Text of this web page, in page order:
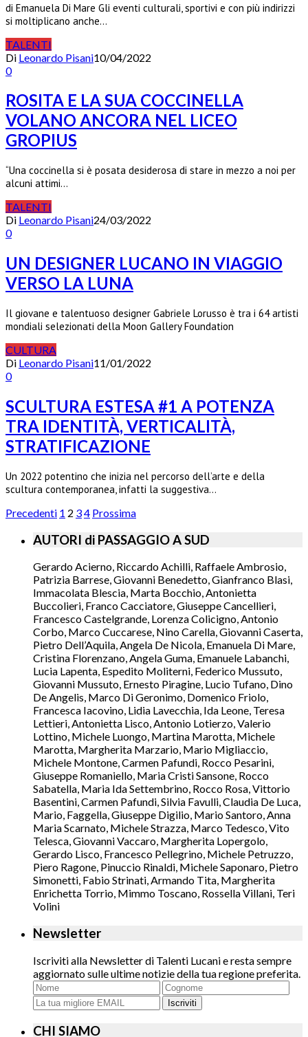
di Emanuela Di Mare Gli eventi culturali, sportivi e con più indirizzi
si moltiplicano anche…
TALENTI
Di Leonardo Pisani10/04/2022
0
ROSITA E LA SUA COCCINELLA
VOLANO ANCORA NEL LICEO
GROPIUS
“Una coccinella si è posata desiderosa di stare in mezzo a noi per
alcuni attimi…
TALENTI
Di Leonardo Pisani24/03/2022
0
UN DESIGNER LUCANO IN VIAGGIO
VERSO LA LUNA
Il giovane e talentuoso designer Gabriele Lorusso è tra i 64 artisti
mondiali selezionati della Moon Gallery Foundation
CULTURA
Di Leonardo Pisani11/01/2022
0
SCULTURA ESTESA #1 A POTENZA
TRA IDENTITÀ, VERTICALITÀ,
STRATIFICAZIONE
Un 2022 potentino che inizia nel percorso dell’arte e della
scultura contemporanea, infatti la suggestiva…
Precedenti 1 2 34 Prossima
AUTORI di PASSAGGIO A SUD
Gerardo Acierno, Riccardo Achilli, Raffaele Ambrosio,
Patrizia Barrese, Giovanni Benedetto, Gianfranco Blasi,
Immacolata Blescia, Marta Bocchio, Antonietta
Buccolieri, Franco Cacciatore, Giuseppe Cancellieri,
Francesco Castelgrande, Lorenza Colicigno, Antonio
Corbo, Marco Cuccarese, Nino Carella, Giovanni Caserta,
Pietro Dell’Aquila, Angela De Nicola, Emanuela Di Mare,
Cristina Florenzano, Angela Guma, Emanuele Labanchi,
Lucia Lapenta, Espedito Moliterni, Federico Mussuto,
Giovanni Mussuto, Ernesto Piragine, Lucio Tufano, Dino
De Angelis, Marco Di Geronimo, Domenico Friolo,
Francesca Iacovino, Lidia Lavecchia, Ida Leone, Teresa
Lettieri, Antonietta Lisco, Antonio Lotierzo, Valerio
Lottino, Michele Luongo, Martina Marotta, Michele
Marotta, Margherita Marzario, Mario Migliaccio,
Michele Montone, Carmen Pafundi, Rocco Pesarini,
Giuseppe Romaniello, Maria Cristi Sansone, Rocco
Sabatella, Maria Ida Settembrino, Rocco Rosa, Vittorio
Basentini, Carmen Pafundi, Silvia Favulli, Claudia De Luca,
Mario, Faggella, Giuseppe Digilio, Mario Santoro, Anna
Maria Scarnato, Michele Strazza, Marco Tedesco, Vito
Telesca, Giovanni Vaccaro, Margherita Lopergolo,
Gerardo Lisco, Francesco Pellegrino, Michele Petruzzo,
Piero Ragone, Pinuccio Rinaldi, Michele Saponaro, Pietro
Simonetti, Fabio Strinati, Armando Tita, Margherita
Enrichetta Torrio, Mimmo Toscano, Rossella Villani, Teri
Volini
Newsletter
Iscriviti alla Newsletter di Talenti Lucani e resta sempre
aggiornato sulle ultime notizie della tua regione preferita.
Iscriviti
CHI SIAMO